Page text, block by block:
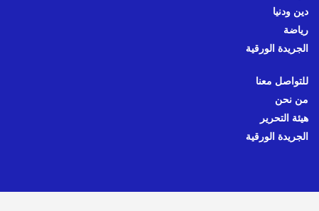
دين ودنيا
رياضة
الجريدة الورقية
للتواصل معنا
من نحن
هيئة التحرير
الجريدة الورقية